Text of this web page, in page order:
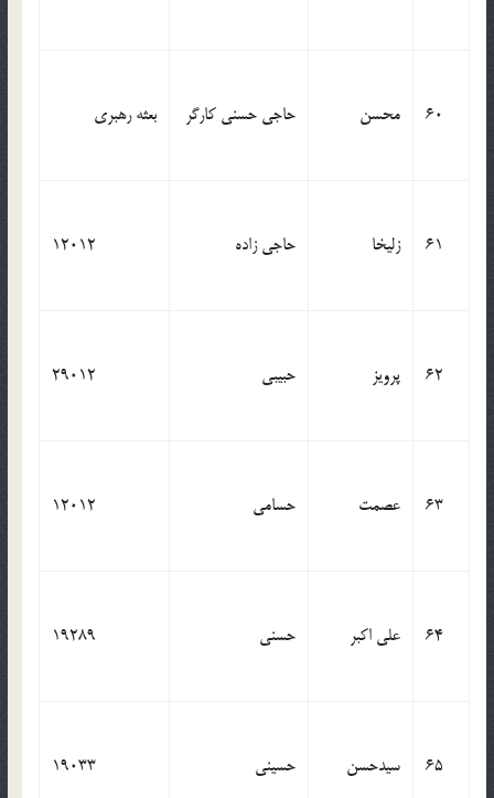
60 محسن حاجی حسنی کارگر بعثه رهبری
61 زلیخا حاجی زاده 12012
62 پرویز حبیبی 29012
63 عصمت حسامی 12012
64 علی اکبر حسنی 19289
65 سیدحسن حسینی 19033